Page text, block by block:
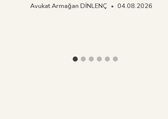
Avukat Armağan DİNLENÇ 04.08.2026